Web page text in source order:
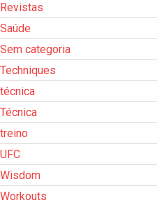
Revistas
Saúde
Sem categoria
Techniques
técnica
Técnica
treino
UFC
Wisdom
Workouts